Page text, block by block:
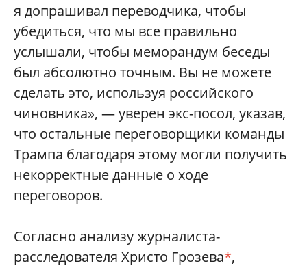
я допрашивал переводчика, чтобы
убедиться, что мы все правильно
услышали, чтобы меморандум беседы
был абсолютно точным. Вы не можете
сделать это, используя российского
чиновника», — уверен экс-посол, указав,
что остальные переговорщики команды
Трампа благодаря этому могли получить
некорректные данные о ходе
переговоров.
Согласно анализу журналиста-
расследователя Христо Грозева*,